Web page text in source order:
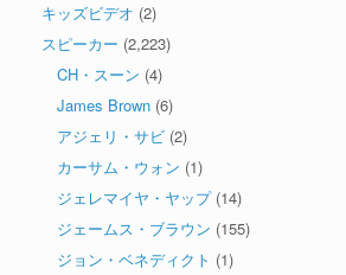
キッズビデオ (2)
スピーカー (2,223)
CH・スーン (4)
James Brown (6)
アジェリ・サビ (2)
カーサム・ウォン (1)
ジェレマイヤ・ヤップ(14)
ジェームス・ブラウン (155)
ジョン・ベネディクト (1)